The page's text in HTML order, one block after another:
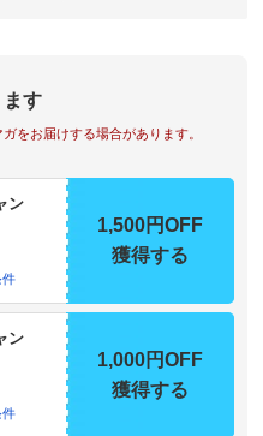
す
をお届けする場合があります。
ン
件
1,500円OFF
獲得する
ン
件
1,000円OFF
獲得する